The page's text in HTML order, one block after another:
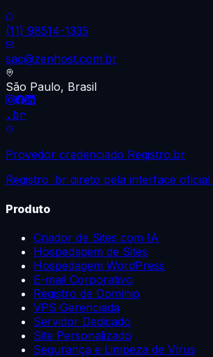
(11) 98514-1335
sac@zenhost.com.br
São Paulo, Brasil
.br
Provedor credenciado Registro.br
Registro .br direto pela interface oficial.
Produto
Criador de Sites com IA
Hospedagem de Sites
Hospedagem WordPress
E-mail Corporativo
Registro de Domínio
VPS Gerenciada
Servidor Dedicado
Site Personalizado
Segurança e Limpeza de Vírus